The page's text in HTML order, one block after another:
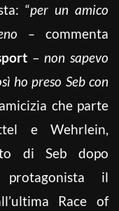
“per un amico
– commenta
–non sapevo
ho preso Seb con
che parte
e Wehrlein,
di Seb dopo
il
Race of